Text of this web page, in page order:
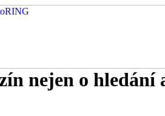
nejen o hledání